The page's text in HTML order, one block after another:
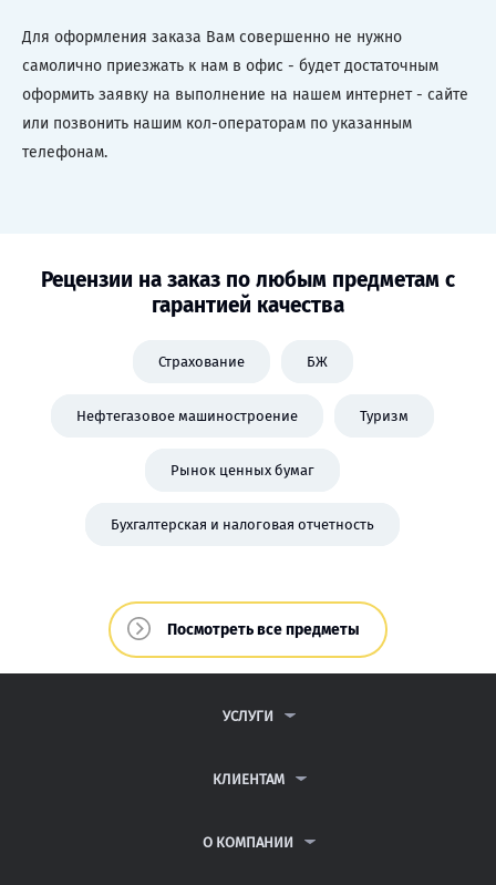
Для оформления заказа Вам совершенно не нужно
самолично приезжать к нам в офис - будет достаточным
оформить заявку на выполнение на нашем интернет - сайте
или позвонить нашим кол-операторам по указанным
телефонам.
Рецензии на заказ по любым предметам с
гарантией качества
Страхование БЖ
Нефтегазовое машиностроение Туризм
Рынок ценных бумаг
Бухгалтерская и налоговая отчетность
Посмотреть все предметы
УСЛУГИ
ДИПЛОМНЫЕ РАБОТЫ
РЕФЕРАТЫ
КЛИЕНТАМ
АНТИПЛАГИАТ
О КОМПАНИИ